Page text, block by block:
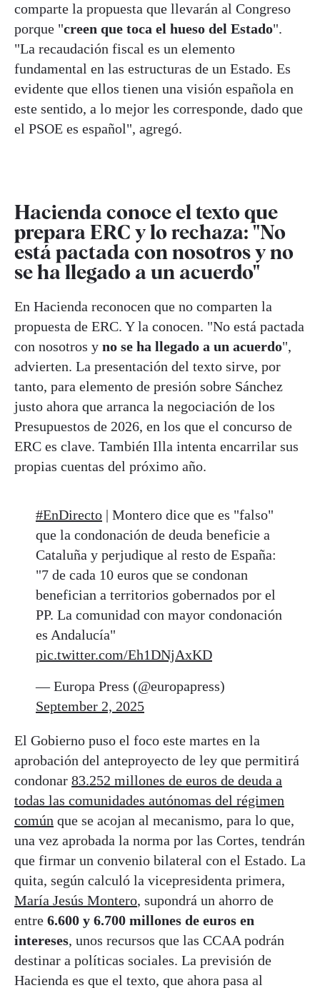
comparte la propuesta que llevarán al Congreso
porque "creen que toca el hueso del Estado".
"La recaudación fiscal es un elemento
fundamental en las estructuras de un Estado. Es
evidente que ellos tienen una visión española en
este sentido, a lo mejor les corresponde, dado que
el PSOE es español", agregó.
Hacienda conoce el texto que
prepara ERC y lo rechaza: "No
está pactada con nosotros y no
se ha llegado a un acuerdo"
En Hacienda reconocen que no comparten la
propuesta de ERC. Y la conocen. "No está pactada
con nosotros y no se ha llegado a un acuerdo",
advierten. La presentación del texto sirve, por
tanto, para elemento de presión sobre Sánchez
justo ahora que arranca la negociación de los
Presupuestos de 2026, en los que el concurso de
ERC es clave. También Illa intenta encarrilar sus
propias cuentas del próximo año.
#EnDirecto | Montero dice que es "falso"
que la condonación de deuda beneficie a
Cataluña y perjudique al resto de España:
"7 de cada 10 euros que se condonan
benefician a territorios gobernados por el
PP. La comunidad con mayor condonación
es Andalucía"
pic.twitter.com/Eh1DNjAxKD
— Europa Press (@europapress)
September 2, 2025
El Gobierno puso el foco este martes en la
aprobación del anteproyecto de ley que permitirá
condonar 83.252 millones de euros de deuda a
todas las comunidades autónomas del régimen
común que se acojan al mecanismo, para lo que,
una vez aprobada la norma por las Cortes, tendrán
que firmar un convenio bilateral con el Estado. La
quita, según calculó la vicepresidenta primera,
María Jesús Montero, supondrá un ahorro de
entre 6.600 y 6.700 millones de euros en
intereses, unos recursos que las CCAA podrán
destinar a políticas sociales. La previsión de
Hacienda es que el texto, que ahora pasa al